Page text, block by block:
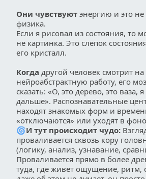
Они чувствуют энергию и это
физика.
Если я рисовал из состояния, то
не картинка. Это слепок
его кристалл.
Когда другой человек смотрит на
нейроабстрактную работу, его
сказать: «О, это дерево, это ваза,
дальше». Распознавательные
находят знакомых форм и
«отключаются» или уходят в
🌀И тут происходит чудо:
проваливается сквозь кору
(логику, анализ, узнавание,
Проваливается прямо в более
туда, где живет ощущение, ритм,